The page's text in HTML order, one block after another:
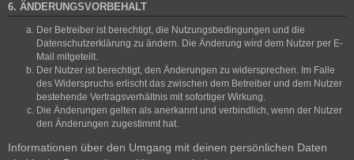
6. ÄNDERUNGSVORBEHALT
Der Betreiber ist berechtigt, die Nutzungsbedingungen und die
Datenschutzerklärung zu ändern. Die Änderung wird dem Nutzer per E-
Mail mitgeteilt.
Der Nutzer ist berechtigt, den Änderungen zu widersprechen. Im Falle
des Widerspruchs erlischt das zwischen dem Betreiber und dem Nutzer
bestehende Vertragsverhältnis mit sofortiger Wirkung.
Die Änderungen gelten als anerkannt und verbindlich, wenn der Nutzer
den Änderungen zugestimmt hat.
Informationen über den Umgang mit deinen persönlichen Daten